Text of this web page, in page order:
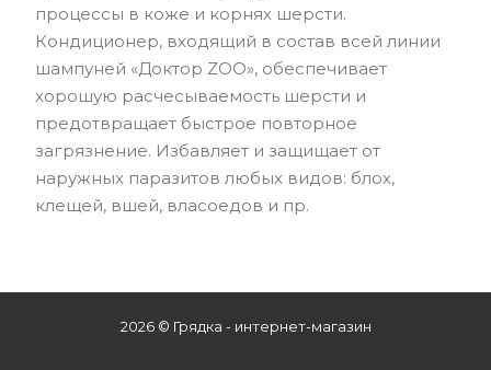
процессы в коже и корнях шерсти.
Кондиционер, входящий в состав всей линии
шампуней «Доктор ZOO», обеспечивает
хорошую расчесываемость шерсти и
предотвращает быстрое повторное
загрязнение. Избавляет и защищает от
наружных паразитов любых видов: блох,
клещей, вшей, власоедов и пр.
2026 © Грядка - интернет-магазин